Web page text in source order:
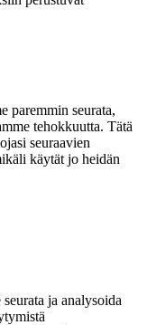
paremmin seurata,
tehokkuutta. Tätä
seuraavien
käytät jo heidän
ja analysoida